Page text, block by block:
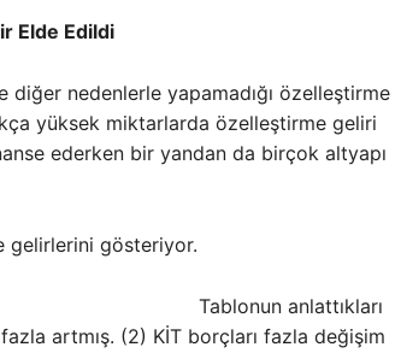
Elde Edildi
nedenlerle yapamadığı özelleştirme
yüksek miktarlarda özelleştirme geliri
ederken bir yandan da birçok altyapı
gelirlerini gösteriyor.
Tablonun anlattıkları
artmış. (2) KİT borçları fazla değişim